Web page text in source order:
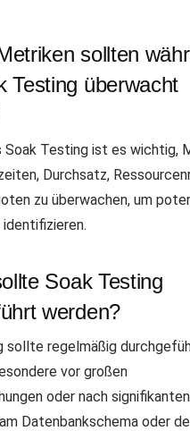
sollten
Testing überwacht
Soak Testing ist es wichtig,
Durchsatz,
zu überwachen, um
Soak Testing
werden?
sollte regelmäßig
vor großen
oder nach signifikanten
Datenbankschema oder